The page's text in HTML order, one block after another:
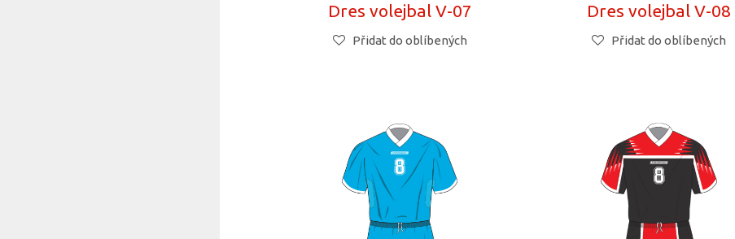
Dres volejbal V-07
Přidat do oblíbených
Dres volejbal V-08
Přidat do oblíbených